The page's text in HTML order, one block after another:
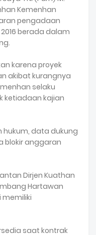
Kemenhan
pengadaan
2016 berada dalam
karena proyek
akibat kurangnya
selaku
ketiadaan kajian
hukum, data dukung
blokir anggaran
Dirjen Kuathan
Hartawan
memiliki
saat kontrak